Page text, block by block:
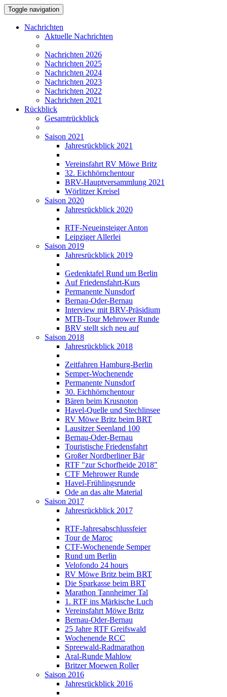
Toggle navigation
Nachrichten
Aktuelle Nachrichten
Nachrichten 2026
Nachrichten 2025
Nachrichten 2024
Nachrichten 2023
Nachrichten 2022
Nachrichten 2021
Rückblick
Gesamtrückblick
Saison 2021
Jahresrückblick 2021
Vereinsfahrt RV Möwe Britz
32. Eichhörnchentour
BRV-Hauptversammlung 2021
Wörlitzer Kreisel
Saison 2020
Jahresrückblick 2020
RTF-Neueinsteiger Anton
Leipziger Allerlei
Saison 2019
Jahresrückblick 2019
Gedenktafel Rund um Berlin
Auf Friedensfahrt-Kurs
Permanente Nunsdorf
Bernau-Oder-Bernau
Interview mit BRV-Präsidium
MTB-Tour Mehrower Runde
BRV stellt sich neu auf
Saison 2018
Jahresrückblick 2018
Zeitfahren Hamburg-Berlin
Semper-Wochenende
Permanente Nunsdorf
30. Eichhörnchentour
Bären beim Krusnoton
Havel-Quelle und Stechlinsee
RV Möwe Britz beim BRT
Lausitzer Seenland 100
Bernau-Oder-Bernau
Touristische Friedensfahrt
Großer Nordberliner Bär
RTF "zur Schorfheide 2018"
CTF Mehrower Runde
Havel-Frühlingsrunde
Ode an das alte Material
Saison 2017
Jahresrückblick 2017
RTF-Jahresabschlussfeier
Tour de Maroc
CTF-Wochenende Semper
Rund um Berlin
Velofondo 24 hours
RV Möwe Britz beim BRT
Die Sparkasse beim BRT
Marathon Tannheimer Tal
1. RTF ins Märkische Luch
Vereinsfahrt Möwe Britz
Bernau-Oder-Bernau
25 Jahre RTF Greifswald
Wochenende RCC
Spreewald-Radmarathon
Aral-Runde Mahlow
Britzer Moewen Roller
Saison 2016
Jahresrückblick 2016